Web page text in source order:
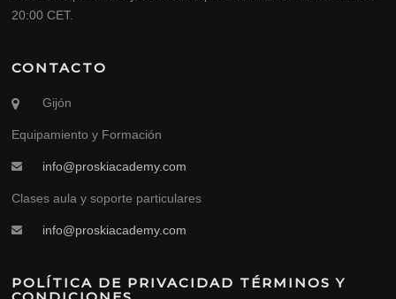
20:00 CET.
CONTACTO
Gijón
Equipamiento y Formación
info@proskiacademy.com
Clases aula y soporte particulares
info@proskiacademy.com
POLÍTICA DE PRIVACIDAD TÉRMINOS Y